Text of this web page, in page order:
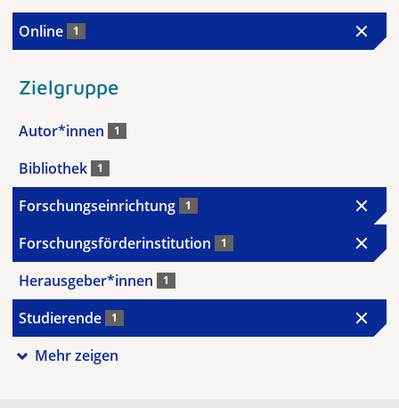
Online 1
Zielgruppe
Autor*innen 1
Bibliothek 1
Forschungseinrichtung 1
Forschungsförderinstitution 1
Herausgeber*innen 1
Studierende 1
Mehr zeigen